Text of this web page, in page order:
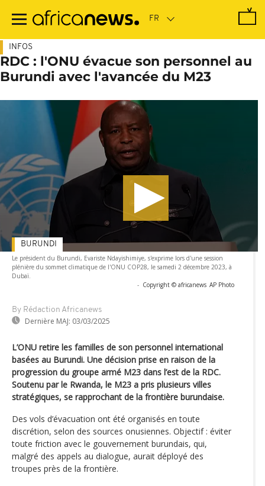
contenu
INFOS
RDC : l'ONU évacue son personnel au
Burundi avec l'avancée du M23
Le président du Burundi, Evariste Ndayishimiye, s'exprime lors d'une session
plénière du sommet climatique de l'ONU COP28, le samedi 2 décembre 2023, à
Dubaï.
- Copyright © africanews AP Photo
By Rédaction Africanews
Dernière MAJ: 03/03/2025
BURUNDI
L’ONU retire les familles de son personnel international
basées au Burundi. Une décision prise en raison de la
progression du groupe armé M23 dans l’est de la RDC.
Soutenu par le Rwanda, le M23 a pris plusieurs villes
stratégiques, se rapprochant de la frontière burundaise.
Des vols d’évacuation ont été organisés en toute
discrétion, selon des sources onusiennes. Objectif : éviter
toute friction avec le gouvernement burundais, qui,
malgré des appels au dialogue, aurait déployé des
troupes près de la frontière.